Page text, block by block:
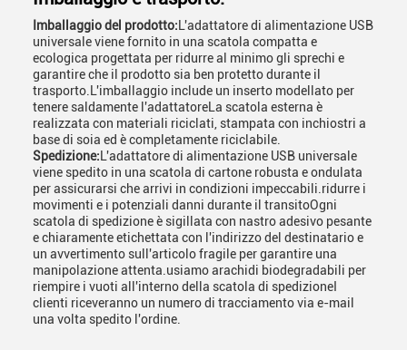
Imballaggio del prodotto: L'adattatore di alimentazione USB
universale viene fornito in una scatola compatta e
ecologica progettata per ridurre al minimo gli sprechi e
garantire che il prodotto sia ben protetto durante il
trasporto.L'imballaggio include un inserto modellato per
tenere saldamente l'adattatoreLa scatola esterna è
realizzata con materiali riciclati, stampata con inchiostri a
base di soia ed è completamente riciclabile.
Spedizione: L'adattatore di alimentazione USB universale
viene spedito in una scatola di cartone robusta e ondulata
per assicurarsi che arrivi in condizioni impeccabili.ridurre i
movimenti e i potenziali danni durante il transitoOgni
scatola di spedizione è sigillata con nastro adesivo pesante
e chiaramente etichettata con l'indirizzo del destinatario e
un avvertimento sull'articolo fragile per garantire una
manipolazione attenta.usiamo arachidi biodegradabili per
riempire i vuoti all'interno della scatola di spedizioneI
clienti riceveranno un numero di tracciamento via e-mail
una volta spedito l'ordine.